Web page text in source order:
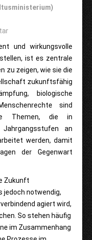
und wirkungsvolle
ist es zentrale
zu zeigen, wie sie die
zukunftsfähig
biologische
sind
Themen, die in
an
werden, damit
der Gegenwart
Zukunft
jedoch notwendig,
agiert wird,
So stehen häufig
im Zusammenhang